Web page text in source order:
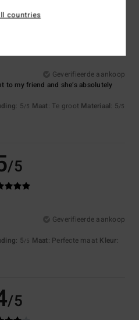
/5
Geverifieerde aankoop
to my friend and she’s absolutely
: 5/5 Maat: Te groot Materiaal: 5/5
/5
Geverifieerde aankoop
: 5/5 Maat: Perfecte maat Kleur:
/5
countries